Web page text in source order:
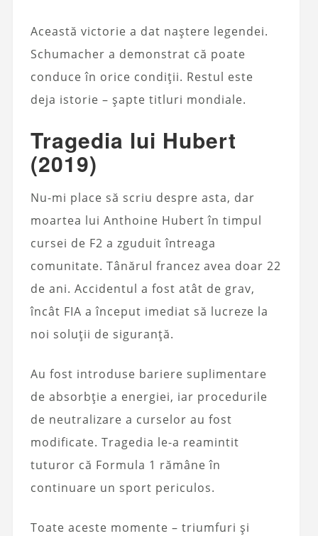
Această victorie a dat naștere legendei.
Schumacher a demonstrat că poate
conduce în orice condiții. Restul este
deja istorie – șapte titluri mondiale.
Tragedia lui Hubert
(2019)
Nu-mi place să scriu despre asta, dar
moartea lui Anthoine Hubert în timpul
cursei de F2 a zguduit întreaga
comunitate. Tânărul francez avea doar 22
de ani. Accidentul a fost atât de grav,
încât FIA a început imediat să lucreze la
noi soluții de siguranță.
Au fost introduse bariere suplimentare
de absorbție a energiei, iar procedurile
de neutralizare a curselor au fost
modificate. Tragedia le-a reamintit
tuturor că Formula 1 rămâne în
continuare un sport periculos.
Toate aceste momente – triumfuri și